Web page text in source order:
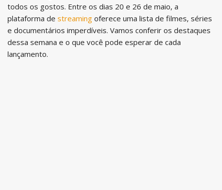
todos os gostos. Entre os dias 20 e 26 de maio, a
plataforma de streaming oferece uma lista de filmes, séries
e documentários imperdíveis. Vamos conferir os destaques
dessa semana e o que você pode esperar de cada
lançamento.